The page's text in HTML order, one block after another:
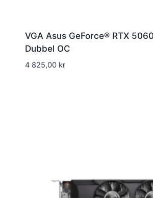
VGA Asus GeForce® RTX
Dubbel OC
4 825,00 kr